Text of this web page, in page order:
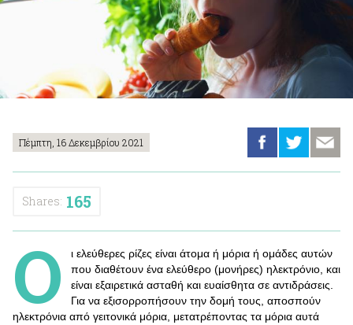
Πέμπτη, 16 Δεκεμβρίου 2021
Shares: 165
Ο
ι ελεύθερες ρίζες είναι άτομα ή μόρια ή ομάδες αυτών
που διαθέτουν ένα ελεύθερο (μονήρες) ηλεκτρόνιο, και
είναι εξαιρετικά ασταθή και ευαίσθητα σε αντιδράσεις.
Για να εξισορροπήσουν την δομή τους, αποσπούν
ηλεκτρόνια από γειτονικά μόρια, μετατρέποντας τα μόρια αυτά